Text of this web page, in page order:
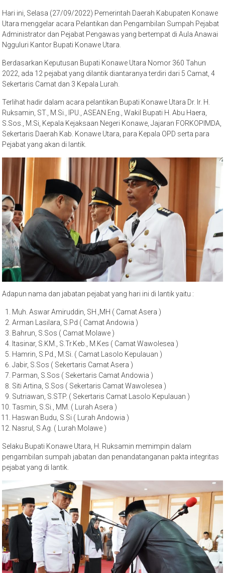
Hari ini, Selasa (27/09/2022) Pemerintah Daerah Kabupaten Konawe
Utara menggelar acara Pelantikan dan Pengambilan Sumpah Pejabat
Administrator dan Pejabat Pengawas yang bertempat di Aula Anawai
Ngguluri Kantor Bupati Konawe Utara.
Berdasarkan Keputusan Bupati Konawe Utara Nomor 360 Tahun
2022, ada 12 pejabat yang dilantik diantaranya terdiri dari 5 Camat, 4
Sekertaris Camat dan 3 Kepala Lurah.
Terlihat hadir dalam acara pelantikan Bupati Konawe Utara Dr. Ir. H.
Ruksamin, ST., M.Si., IPU., ASEAN.Eng., Wakil Bupati H. Abu Haera,
S.Sos., M.Si, Kepala Kejaksaan Negeri Konawe, Jajaran FORKOPIMDA,
Sekertaris Daerah Kab. Konawe Utara, para Kepala OPD serta para
Pejabat yang akan di lantik.
Adapun nama dan jabatan pejabat yang hari ini di lantik yaitu :
Muh. Aswar Amiruddin, SH.,MH ( Camat Asera )
Arman Lasilara, S.Pd ( Camat Andowia )
Bahrun, S.Sos ( Camat Molawe )
Itasinar, S.KM., S.Tr.Keb., M.Kes ( Camat Wawolesea )
Hamrin, S.Pd., M.Si. ( Camat Lasolo Kepulauan )
Jabir, S.Sos ( Sekertaris Camat Asera )
Parman, S.Sos ( Sekertaris Camat Andowia )
Siti Artina, S.Sos ( Sekertaris Camat Wawolesea )
Sutriawan, S.STP. ( Sekertaris Camat Lasolo Kepulauan )
Tasmin, S.Si., MM. ( Lurah Asera )
Haswan Budu, S.Si ( Lurah Andowia )
Nasrul, S.Ag. ( Lurah Molawe )
Selaku Bupati Konawe Utara, H. Ruksamin memimpin dalam
pengambilan sumpah jabatan dan penandatanganan pakta integritas
pejabat yang di lantik.